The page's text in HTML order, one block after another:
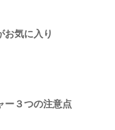
お気に入り
ー３つの注意点